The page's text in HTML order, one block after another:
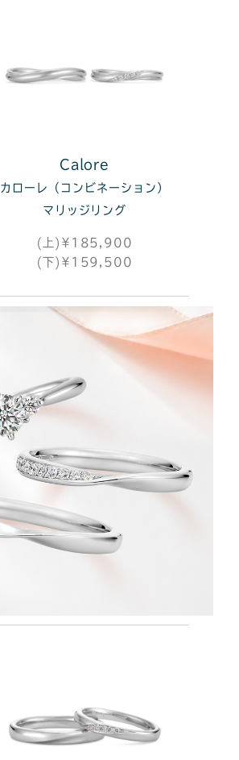
Calore
カローレ（コンビネーション）
マリッジリング
(上)¥185,900
(下)¥159,500